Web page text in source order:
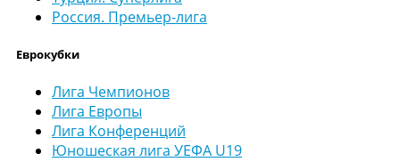
Россия. Премьер-лига
Еврокубки
Лига Чемпионов
Лига Европы
Лига Конференций
Юношеская лига УЕФА U19